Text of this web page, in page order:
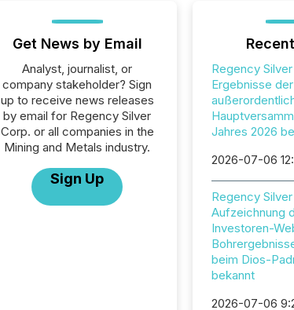
Get News by Email
Analyst, journalist, or
company stakeholder? Sign
up to receive news releases
by email for Regency Silver
Corp. or all companies in the
Mining and Metals industry.
Sign Up
Regency
Ergebnisse
Jahres 2026
2026-07-06
Regency
Aufzeichnung
Investoren-
beim Dios-
bekannt
2026-07-06